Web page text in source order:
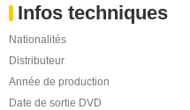
Infos techniques
Nationalités
Distributeur
Année de production
Date de sortie DVD